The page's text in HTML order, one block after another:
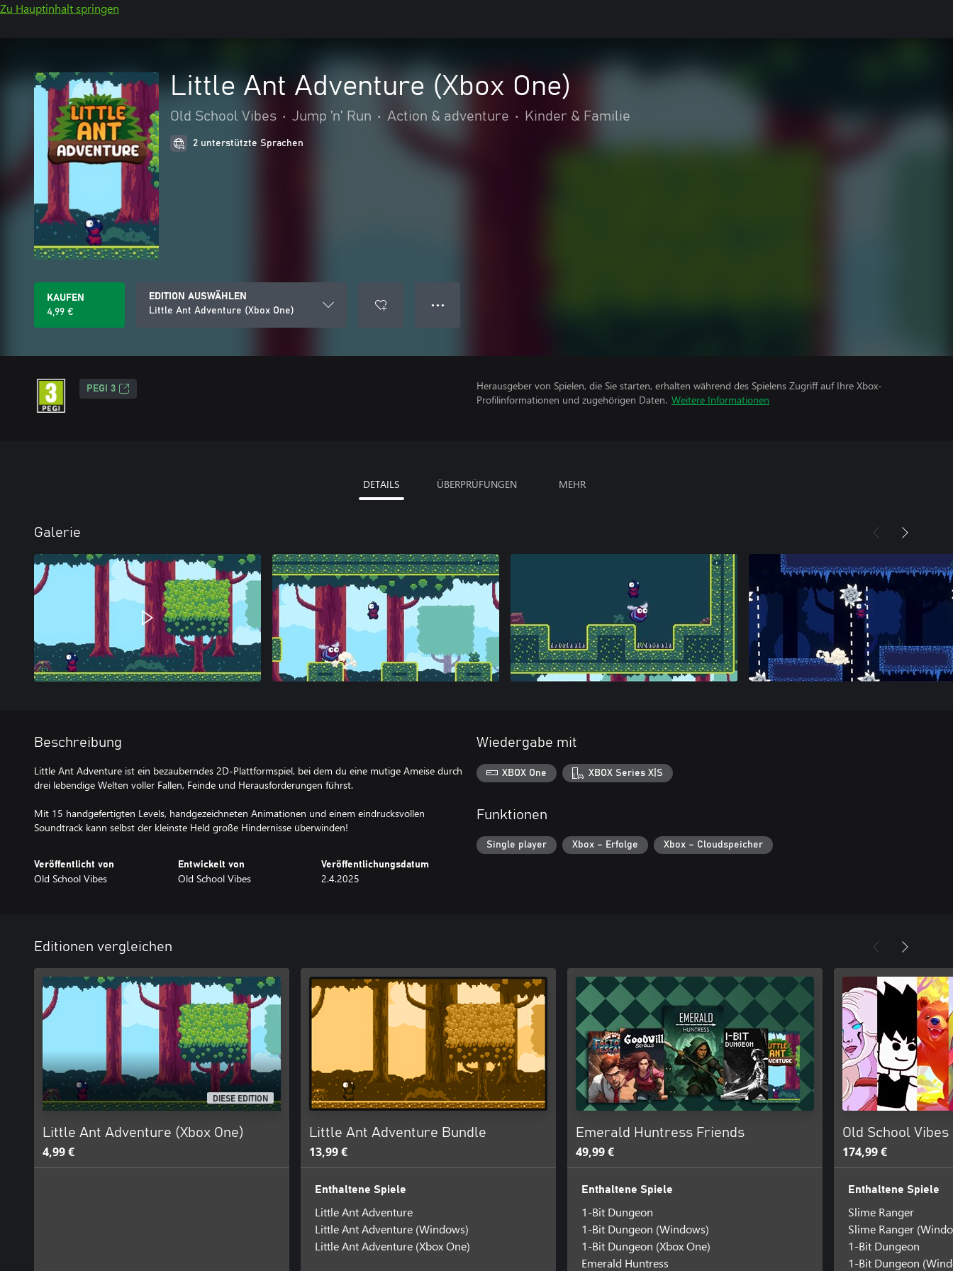
Zu Hauptinhalt springen
Little Ant Adventure (Xbox One)
Old School Vibes • Jump ’n’ Run • Action & adventure • Kinder & Familie
2 unterstützte Sprachen
KAUFEN
4,99 €
EDITION AUSWÄHLEN
Little Ant Adventure (Xbox One)
● ● ●
PEGI 3
Herausgeber von Spielen, die Sie starten, erhalten während des Spielens Zugriff auf Ihre Xbox-
Profilinformationen und zugehörigen Daten. Weitere Informationen
DETAILS ÜBERPRÜFUNGEN MEHR
Galerie
Beschreibung
Little Ant Adventure ist ein bezauberndes 2D-Plattformspiel, bei dem du eine mutige Ameise durch
drei lebendige Welten voller Fallen, Feinde und Herausforderungen führst.
Mit 15 handgefertigten Levels, handgezeichneten Animationen und einem eindrucksvollen
Soundtrack kann selbst der kleinste Held große Hindernisse überwinden!
Veröffentlicht von
Old School Vibes
Entwickelt von
Old School Vibes
Veröffentlichungsdatum
2.4.2025
Wiedergabe mit
XBOX One XBOX Series X|S
Funktionen
Single player Xbox – Erfolge Xbox – Cloudspeicher
Editionen vergleichen
DIESE EDITION
Little Ant Adventure (Xbox One)
4,99 €
Little Ant Adventure Bundle
13,99 €
Enthaltene Spiele
Little Ant Adventure
Little Ant Adventure (Windows)
Little Ant Adventure (Xbox One)
Emerald Huntress Friends
49,99 €
Enthaltene Spiele
1-Bit Dungeon
1-Bit Dungeon (Windows)
1-Bit Dungeon (Xbox One)
Emerald Huntress
Old School
174,99 €
Enthaltene Spiele
Slime Ranger
Slime Ranger
1-Bit Dungeon
1-Bit Dungeon